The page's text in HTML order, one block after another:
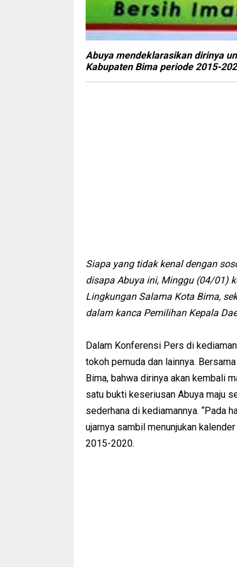
Abuya mendeklarasikan dirinya
Kabupaten Bima periode 2015-
Siapa yang tidak kenal dengan
disapa Abuya ini, Minggu (04/01)
Lingkungan Salama Kota Bima,
dalam kanca Pemilihan Kepala
Dalam Konferensi Pers di
tokoh pemuda dan lainnya.
Bima, bahwa dirinya akan kembali
satu bukti keseriusan Abuya maju
sederhana di kediamannya. “Pada
ujarnya sambil menunjukan
2015-2020.